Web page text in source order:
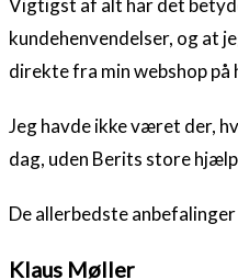
Vigtigst af alt har det
kundehenvendelser, og at
direkte fra min webshop på
Jeg havde ikke været der,
dag, uden Berits store
De allerbedste
Klaus Møller